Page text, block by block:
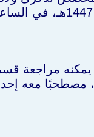
مراجعة
مصطحبًا معه